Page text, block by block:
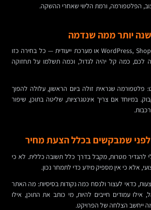
הפלטפורמה, ורמת הליווי שאחרי ההשקה.
יותר ממה שנדמה
WordPress, Shopify, WooCommerce או מערכת ייעודית — כל בחירה כזו
לכם, כמה קל יהיה לגדול, וכמה תשלמו על תחזוקה
פלטפורמה שנראית זולה ביום הראשון, עלולה להפוך
במיוחד אם צריך אינטגרציות, שליטה בתוכן, שיפור
שמבקשים בכלל הצעת מחיר
מטרות, מקבל בדרך כלל תשובה כללית. לא כי
אלא כי אין מספיק מידע כדי לתמחר נכון.
כדאי לעצור ולנסח כמה נקודות בסיסיות: מה האתר
אילו עמודים חייבים להיות, מי כותב את התוכן, אילו
ייחשב הצלחה של הפרויקט.